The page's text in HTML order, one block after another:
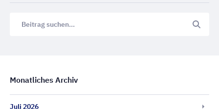
Monatliches Archiv
Juli 2026